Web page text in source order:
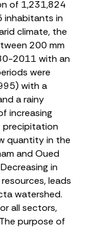
of 1,231,824
inhabitants in
climate, the
200 mm
2011 with an
were
with a
a rainy
increasing
precipitation
quantity in the
and Oued
in
leads
watershed.
all sectors,
purpose of